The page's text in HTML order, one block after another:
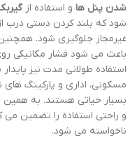
شدن پنل ها و استفاده از
شود که بلند کردن دستی درب
غیرمجاز جلوگیری شود.
باعث می شود فشار مکانیکی
استفاده طولانی مدت نیز
مسکونی، اداری و پارکینگ
بسیار حیاتی هستند. به همین
و راحتی استفاده را تضمین می
ناخواسته می شود.